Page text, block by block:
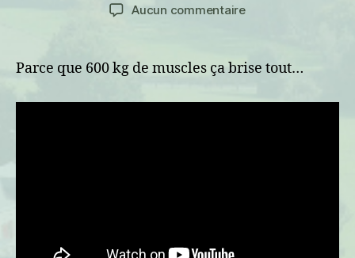
l’article
Aucun commentairesur
Parce que 600 kg de muscles ça brise tout…